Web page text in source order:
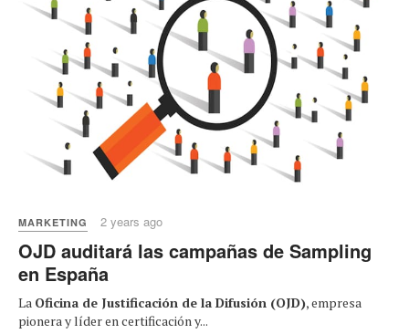
MARKETING 2 years ago
OJD auditará las campañas de Sampling
en España
La Oficina de Justificación de la Difusión (OJD), empresa
pionera y líder en certificación y...